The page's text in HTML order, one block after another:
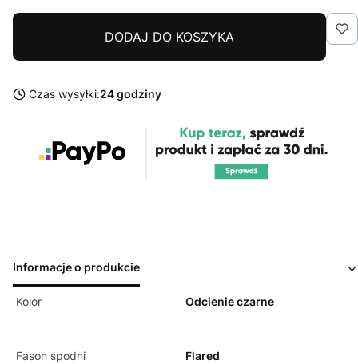
DODAJ DO KOSZYKA
Czas wysyłki:24 godziny
Informacje o produkcie
Kolor Odcienie czarne
Fason spodni Flared